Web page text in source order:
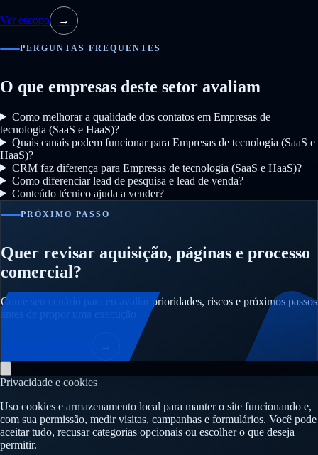
Ver escopo →
PERGUNTAS FREQUENTES
O que empresas deste setor avaliam
Como melhorar a qualidade dos contatos em Empresas de
tecnologia (SaaS e HaaS)?
Quais canais podem funcionar para Empresas de tecnologia (SaaS e
HaaS)?
CRM faz diferença para Empresas de tecnologia (SaaS e HaaS)?
Como diferenciar lead de pesquisa e lead de venda?
Conteúdo técnico ajuda a vender?
PRÓXIMO PASSO
Quer revisar aquisição, páginas e processo
comercial?
Conte seu cenário para eu avaliar prioridades, riscos e próximos passos
Privacidade e cookies
Uso cookies e armazenamento local para manter o site funcionando e,
com sua permissão, medir visitas, campanhas e formulários. Você pode
aceitar tudo, recusar categorias opcionais ou escolher o que deseja
permitir.